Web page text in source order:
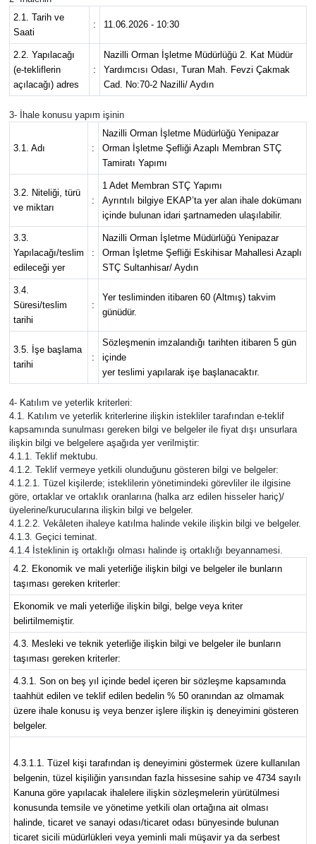
2.1. Tarih ve
Saati
: 11.06.2026 - 10:30
2.2. Yapılacağı
(e-tekliflerin
açılacağı) adres
:
Nazilli Orman İşletme Müdürlüğü 2. Kat Müdür
Yardımcısı Odası, Turan Mah. Fevzi Çakmak
Cad. No:70-2 Nazilli/ Aydın
3- İhale konusu yapım işinin
3.1. Adı :
Nazilli Orman İşletme Müdürlüğü Yenipazar
Orman İşletme Şefliği Azaplı Membran STÇ
Tamiratı Yapımı
3.2. Niteliği, türü
ve miktarı
:
1 Adet Membran STÇ Yapımı
Ayrıntılı bilgiye EKAP’ta yer alan ihale dokümanı
içinde bulunan idari şartnameden ulaşılabilir.
3.3.
Yapılacağı/teslim
edileceği yer
:
Nazilli Orman İşletme Müdürlüğü Yenipazar
Orman İşletme Şefliği Eskihisar Mahallesi Azaplı
STÇ Sultanhisar/ Aydın
3.4.
Süresi/teslim
tarihi
:
Yer tesliminden itibaren 60 (Altmış) takvim
günüdür.
3.5. İşe başlama
tarihi
:
Sözleşmenin imzalandığı tarihten itibaren 5 gün
içinde
yer teslimi yapılarak işe başlanacaktır.
4- Katılım ve yeterlik kriterleri:
4.1. Katılım ve yeterlik kriterlerine ilişkin istekliler tarafından e-teklif
kapsamında sunulması gereken bilgi ve belgeler ile fiyat dışı unsurlara
ilişkin bilgi ve belgelere aşağıda yer verilmiştir:
4.1.1. Teklif mektubu.
4.1.2. Teklif vermeye yetkili olunduğunu gösteren bilgi ve belgeler:
4.1.2.1. Tüzel kişilerde; isteklilerin yönetimindeki görevliler ile ilgisine
göre, ortaklar ve ortaklık oranlarına (halka arz edilen hisseler hariç)/
üyelerine/kurucularına ilişkin bilgi ve belgeler.
4.1.2.2. Vekâleten ihaleye katılma halinde vekile ilişkin bilgi ve belgeler.
4.1.3. Geçici teminat.
4.1.4 İsteklinin iş ortaklığı olması halinde iş ortaklığı beyannamesi.
4.2. Ekonomik ve mali yeterliğe ilişkin bilgi ve belgeler ile bunların
taşıması gereken kriterler:
Ekonomik ve mali yeterliğe ilişkin bilgi, belge veya kriter
belirtilmemiştir.
4.3. Mesleki ve teknik yeterliğe ilişkin bilgi ve belgeler ile bunların
taşıması gereken kriterler:
4.3.1. Son on beş yıl içinde bedel içeren bir sözleşme kapsamında
taahhüt edilen ve teklif edilen bedelin % 50 oranından az olmamak
üzere ihale konusu iş veya benzer işlere ilişkin iş deneyimini gösteren
belgeler.
4.3.1.1. Tüzel kişi tarafından iş deneyimini göstermek üzere kullanılan
belgenin, tüzel kişiliğin yarısından fazla hissesine sahip ve 4734 sayılı
Kanuna göre yapılacak ihalelere ilişkin sözleşmelerin yürütülmesi
konusunda temsile ve yönetime yetkili olan ortağına ait olması
halinde, ticaret ve sanayi odası/ticaret odası bünyesinde bulunan
ticaret sicili müdürlükleri veya yeminli mali müşavir ya da serbest